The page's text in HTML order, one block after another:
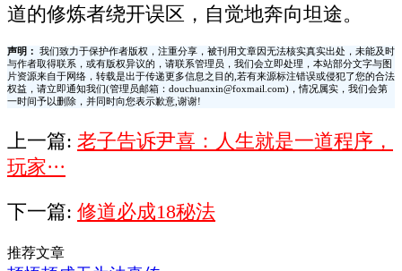
道的修炼者绕开误区，自觉地奔向坦途。
声明：
我们致力于保护作者版权，注重分享，被刊用文章因无法核实真实出处，未能及时
与作者取得联系，或有版权异议的，请联系管理员，我们会立即处理，本站部分文字与图
片资源来自于网络，转载是出于传递更多信息之目的,若有来源标注错误或侵犯了您的合法
权益，请立即通知我们(管理员邮箱：douchuanxin@foxmail.com)，情况属实，我们会第
一时间予以删除，并同时向您表示歉意,谢谢!
上一篇: 老子告诉尹喜：人生就是一道程序，
玩家···
下一篇: 修道必成18秘法
推荐文章